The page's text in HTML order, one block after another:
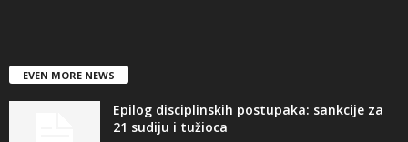
EVEN MORE NEWS
Epilog disciplinskih postupaka: sankcije za
21 sudiju i tužioca